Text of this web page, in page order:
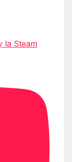
la Steam